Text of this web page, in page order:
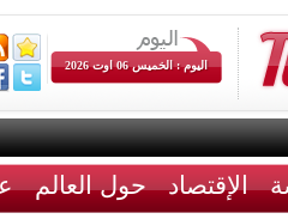
اليوم : الخميس 06 اوت 2026
الإقتصاد حول العالم